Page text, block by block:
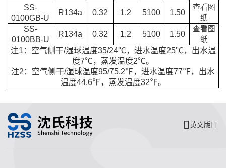
SS-
0100GB-U
R134a 0.32 1.2 5100 1.50
查看图
纸
SS-
0100BB-U
R134a 0.32 1.2 5100 1.50
查看图
纸
注1：空气侧干/湿球温度35/24℃，进水温度25℃，出水温
度7℃，蒸发温度2℃。
注2：空气侧干/湿球温度95/75.2℉，进水温度77℉，出水
温度44.6℉，蒸发温度32℉。
英文版